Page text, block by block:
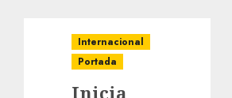
Internacional
Portada
Inicia